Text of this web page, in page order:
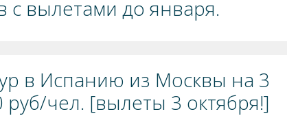
с вылетами до января.
в Испанию из Москвы на 3
руб/чел. [вылеты 3 октября!]